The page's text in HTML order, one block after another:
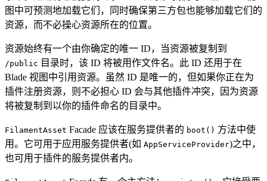
图中可预测地加载它们，同时确保第三方包也能够加载它们的
资源，而不必操心资源所在的位置。
资源始终有一个由你确定的唯一 ID，当资源被复制到
/public 目录时，该 ID 将被用作文件名。此 ID 还用于在
Blade 视图中引用资源。虽然 ID 是唯一的，但如果你正在为
插件注册资源，则不必担心 ID 会与其他插件冲突，因为资源
将被复制到以你的插件命名的目录中。
FilamentAsset Facade 应该在服务提供者的 boot() 方法中使
用。它可用于应用服务提供者(如 AppServiceProvider)之中，
也可用于插件的服务提供者内。